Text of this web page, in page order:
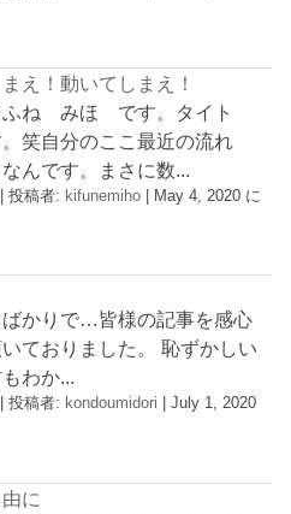
え！動いてしまえ！
ふね みほ です。タイト
笑自分のここ最近の流れ
んです。まさに数...
|投稿者: kifunemiho
May 4, 2020 に
かりで…皆様の記事を感心
ておりました。 恥ずかしい
わか...
|投稿者: kondoumidori |July 1, 2020
に